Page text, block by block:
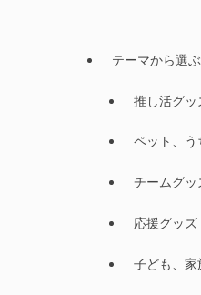
テーマから選ぶ
推し活グッ
ペット、
チームグッ
応援グッズ
子ども、家